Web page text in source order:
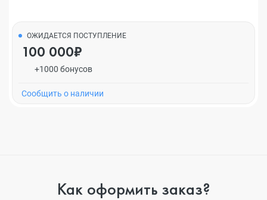
ОЖИДАЕТСЯ ПОСТУПЛЕНИЕ
100 000₽
+1000 бонусов
Cообщить о наличии
Как оформить заказ?